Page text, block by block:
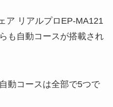
ア リアルプロEP-MA121
も自動コースが搭載され
動コースは全部で5つで